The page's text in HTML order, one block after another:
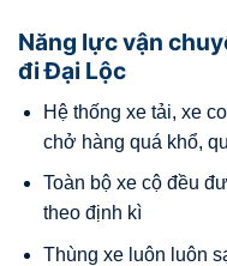
Năng lực vận
đi Đại Lộc
Hệ thống xe tải, xe
chở hàng quá khổ,
Toàn bộ xe cộ đều
theo định kì
Thùng xe luôn luôn